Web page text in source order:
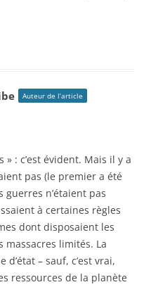
Auteur de l’article
: c’est évident. Mais il y a
pas (le premier a été
guerres n’étaient pas
à certaines règles
dont disposaient les
limités. La
– sauf, c’est vrai,
ressources de la planète